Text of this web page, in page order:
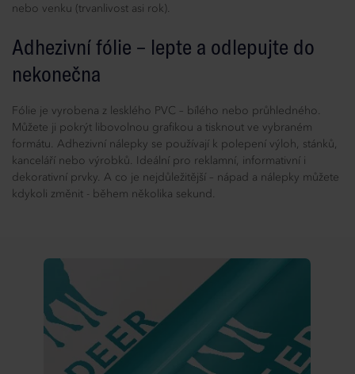
nebo venku (trvanlivost asi rok).
Adhezivní fólie – lepte a odlepujte do
nekonečna
Fólie je vyrobena z lesklého PVC – bílého nebo průhledného.
Můžete ji pokrýt libovolnou grafikou a tisknout ve vybraném
formátu. Adhezivní nálepky se používají k polepení výloh, stánků,
kanceláří nebo výrobků. Ideální pro reklamní, informativní i
dekorativní prvky. A co je nejdůležitější – nápad a nálepky můžete
kdykoli změnit - během několika sekund.